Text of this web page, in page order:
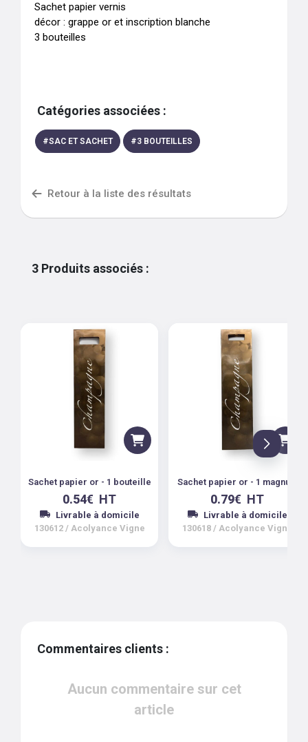
Sachet papier vernis
décor : grappe or et inscription blanche
3 bouteilles
Catégories associées :
#SAC ET SACHET #3 BOUTEILLES
Retour à la liste des résultats
3 Produits associés :
Sachet papier or - 1 bouteille
0.54€ HT
Livrable à domicile
130612 / Acolyance Vigne
Sachet papier or - 1 magnum
0.79€ HT
Livrable à domicile
130618 / Acolyance Vigne
Commentaires clients :
Aucun commentaire sur cet
article